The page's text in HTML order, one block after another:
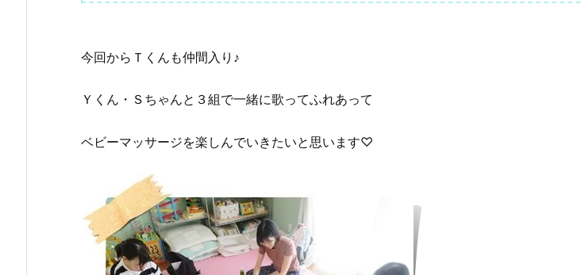
今回からＴくんも仲間入り♪
Ｙくん・Ｓちゃんと３組で一緒に歌ってふれあって
ベビーマッサージを楽しんでいきたいと思います♡